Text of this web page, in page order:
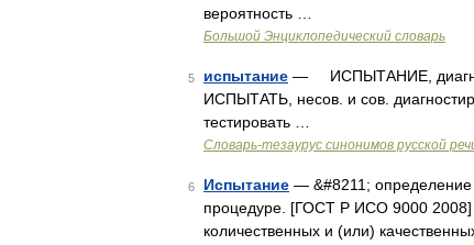
вероятность …
Большой Энциклопедический словарь
5 испытание — ИСПЫТАНИЕ,
ИСПЫТАТЬ, несов. и сов.
тестировать …
Словарь-тезаурус синонимов русской
6 Испытание — &#8211; определение
процедуре. [ГОСТ Р ИСО 9000 2008]
количественных и (или)